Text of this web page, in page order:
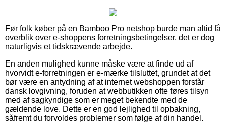
Før folk køber på en Bamboo Pro netshop burde man altid få
overblik over e-shoppens forretningsbetingelser, det er dog
naturligvis et tidskrævende arbejde.
En anden mulighed kunne måske være at finde ud af
hvorvidt e-forretningen er e-mærke tilsluttet, grundet at det
bør være en antydning af at internet webshoppen forstår
dansk lovgivning, foruden at webbutikken ofte føres tilsyn
med af sagkyndige som er meget bekendte med de
gældende love. Dette er en god lejlighed til opbakning,
såfremt du forvoldes problemer som følge af din handel.